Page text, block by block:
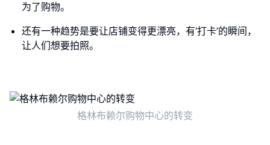
为了购物。
还有一种趋势是要让店铺变得更漂亮，有‘打卡’的瞬间，
让人们想要拍照。
格林布赖尔购物中心的转变